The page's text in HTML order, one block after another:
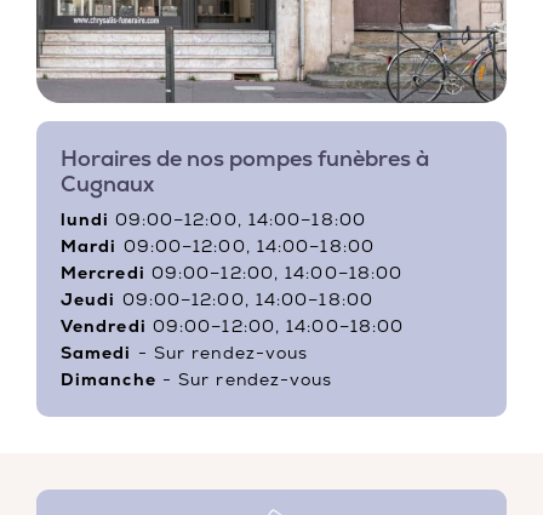
Horaires de nos pompes funèbres à
Cugnaux
lundi 09:00–12:00, 14:00–18:00
Mardi 09:00–12:00, 14:00–18:00
Mercredi 09:00–12:00, 14:00–18:00
Jeudi 09:00–12:00, 14:00–18:00
Vendredi 09:00–12:00, 14:00–18:00
Samedi - Sur rendez-vous
Dimanche - Sur rendez-vous